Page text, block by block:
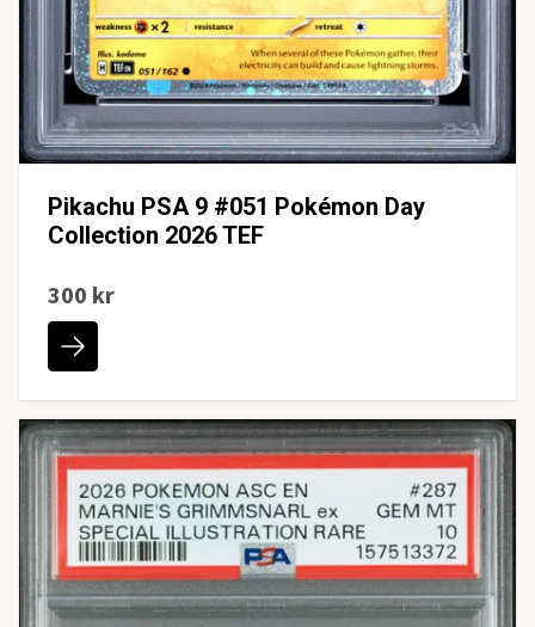
Pikachu PSA 9 #051 Pokémon Day
Collection 2026 TEF
300 kr